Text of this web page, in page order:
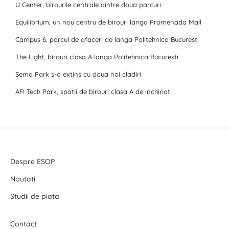
U Center, birourile centrale dintre doua parcuri
Equilibrium, un nou centru de birouri langa Promenada Mall
Campus 6, parcul de afaceri de langa Politehnica Bucuresti
The Light, birouri clasa A langa Politehnica Bucuresti
Sema Park s-a extins cu doua noi cladiri
AFI Tech Park, spatii de birouri clasa A de inchiriat
Despre ESOP
Noutati
Studii de piata
Contact